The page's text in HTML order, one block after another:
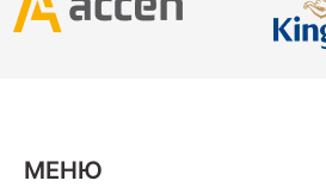
МЕНЮ